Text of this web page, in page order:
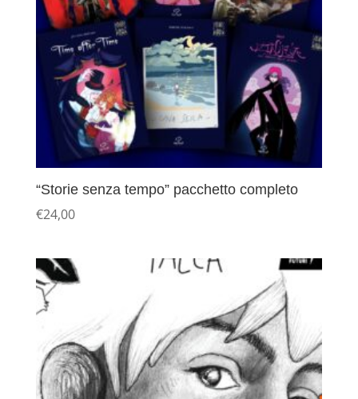
“Storie senza tempo” pacchetto completo
€24,00